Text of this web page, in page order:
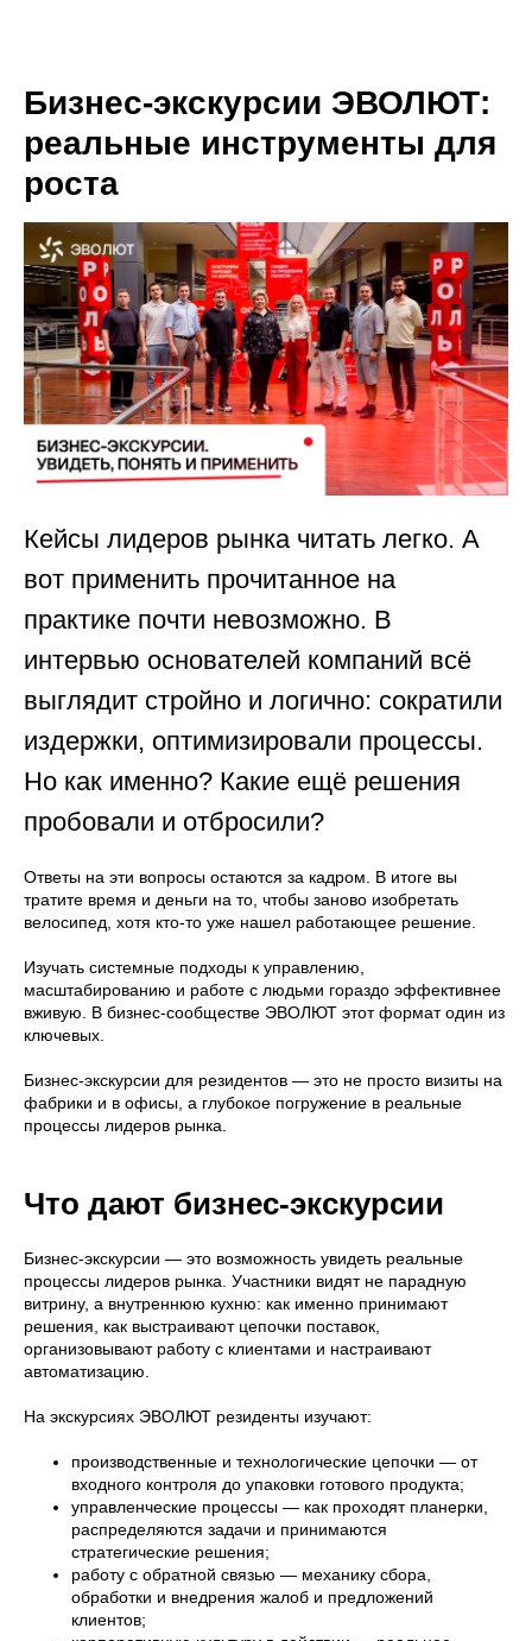
Бизнес-экскурсии ЭВОЛЮТ:
реальные инструменты для
роста
Кейсы лидеров рынка читать легко. А
вот применить прочитанное на
практике почти невозможно. В
интервью основателей компаний всё
выглядит стройно и логично: сократили
издержки, оптимизировали процессы.
Но как именно? Какие ещё решения
пробовали и отбросили?
Ответы на эти вопросы остаются за кадром. В итоге вы
тратите время и деньги на то, чтобы заново изобретать
велосипед, хотя кто-то уже нашел работающее решение.
Изучать системные подходы к управлению,
масштабированию и работе с людьми гораздо эффективнее
вживую. В бизнес-сообществе ЭВОЛЮТ этот формат один из
ключевых.
Бизнес-экскурсии для резидентов — это не просто визиты на
фабрики и в офисы, а глубокое погружение в реальные
процессы лидеров рынка.
Что дают бизнес-экскурсии
Бизнес-экскурсии — это возможность увидеть реальные
процессы лидеров рынка. Участники видят не парадную
витрину, а внутреннюю кухню: как именно принимают
решения, как выстраивают цепочки поставок,
организовывают работу с клиентами и настраивают
автоматизацию.
На экскурсиях ЭВОЛЮТ резиденты изучают:
производственные и технологические цепочки — от
входного контроля до упаковки готового продукта;
управленческие процессы — как проходят планерки,
распределяются задачи и принимаются
стратегические решения;
работу с обратной связью — механику сбора,
обработки и внедрения жалоб и предложений
клиентов;